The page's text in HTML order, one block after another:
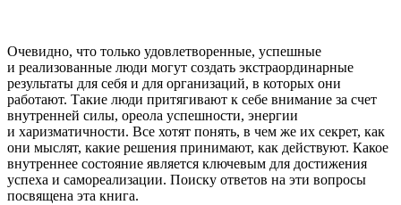
Очевидно, что только удовлетворенные, успешные
и реализованные люди могут создать экстраординарные
результаты для себя и для организаций, в которых они
работают. Такие люди притягивают к себе внимание за счет
внутренней силы, ореола успешности, энергии
и харизматичности. Все хотят понять, в чем же их секрет, как
они мыслят, какие решения принимают, как действуют. Какое
внутреннее состояние является ключевым для достижения
успеха и самореализации. Поиску ответов на эти вопросы
посвящена эта книга.